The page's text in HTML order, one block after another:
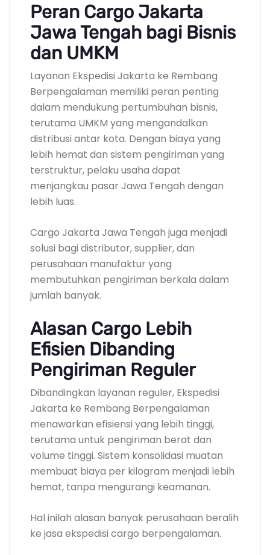
Peran Cargo Jakarta
Jawa Tengah bagi Bisnis
dan UMKM
Layanan Ekspedisi Jakarta ke Rembang
Berpengalaman memiliki peran penting
dalam mendukung pertumbuhan bisnis,
terutama UMKM yang mengandalkan
distribusi antar kota. Dengan biaya yang
lebih hemat dan sistem pengiriman yang
terstruktur, pelaku usaha dapat
menjangkau pasar Jawa Tengah dengan
lebih luas.
Cargo Jakarta Jawa Tengah juga menjadi
solusi bagi distributor, supplier, dan
perusahaan manufaktur yang
membutuhkan pengiriman berkala dalam
jumlah banyak.
Alasan Cargo Lebih
Efisien Dibanding
Pengiriman Reguler
Dibandingkan layanan reguler, Ekspedisi
Jakarta ke Rembang Berpengalaman
menawarkan efisiensi yang lebih tinggi,
terutama untuk pengiriman berat dan
volume tinggi. Sistem konsolidasi muatan
membuat biaya per kilogram menjadi lebih
hemat, tanpa mengurangi keamanan.
Hal inilah alasan banyak perusahaan beralih
ke jasa ekspedisi cargo berpengalaman.